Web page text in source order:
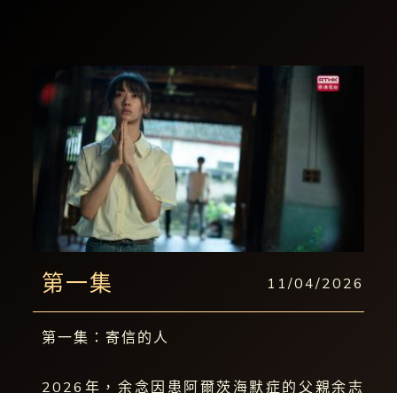
第一集 11/04/2026
第一集：寄信的人
2026年，余念因患阿爾茨海默症的父親余志